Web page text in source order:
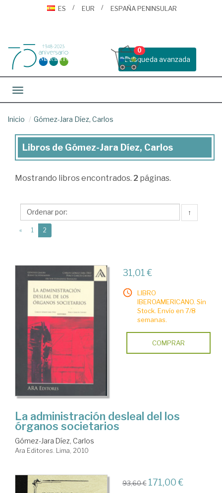
ES
EUR ESPAÑA PENINSULAR
Busqueda avanzada
0
Toggle navigation
Inicio Gómez-Jara Díez, Carlos
Libros
Gómez-
Díez,
Carlos
Libros de Gómez-Jara Díez, Carlos
Mostrando libros encontrados. 2 páginas.
↑
« 1 2
31,01 €
LIBRO
IBEROAMERICANO. Sin
Stock. Envío en 7/8
semanas.
COMPRAR
La administración desleal del los
órganos societarios
Gómez-Jara Díez, Carlos
Ara Editores. Lima, 2010
93,60 € 171,00 €